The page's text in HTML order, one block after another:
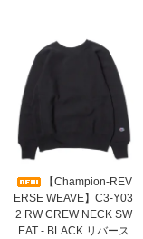
【Champion-REV
ERSE WEAVE】C3-Y03
2 RW CREW NECK SW
EAT - BLACK リバース